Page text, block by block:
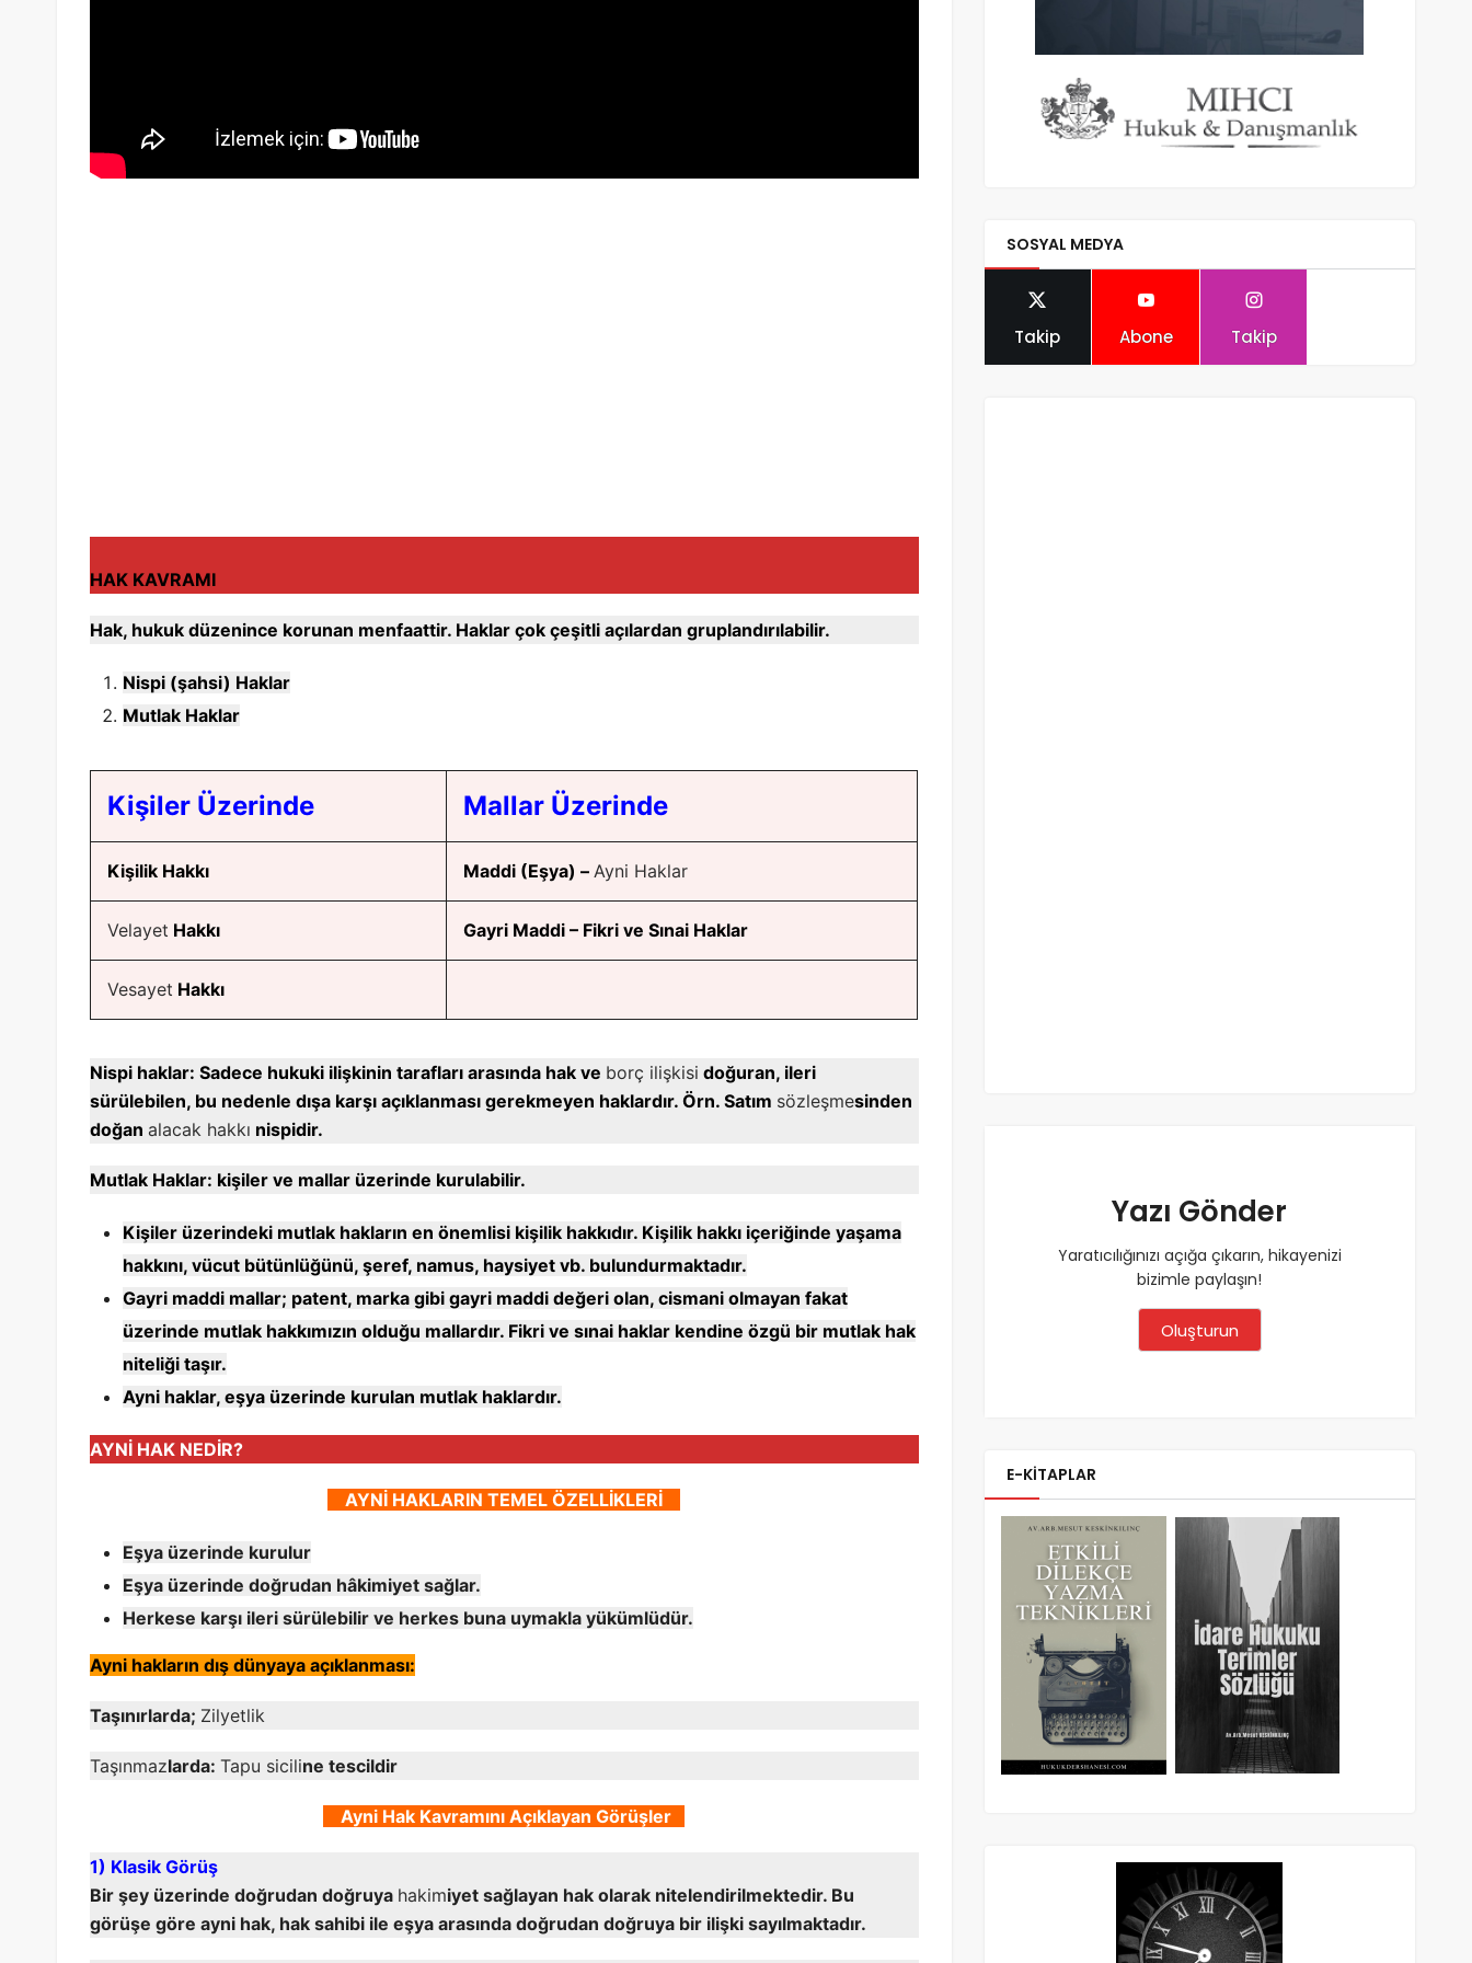
HAK KAVRAMI
Hak, hukuk düzenince korunan menfaattir. Haklar çok çeşitli açılardan gruplandırılabilir.
Nispi (şahsi) Haklar
Mutlak Haklar
Kişiler Üzerinde Mallar Üzerinde
Kişilik Hakkı Maddi (Eşya) – Ayni Haklar
Velayet Hakkı Gayri Maddi – Fikri ve Sınai Haklar
Vesayet Hakkı
Nispi haklar: Sadece hukuki ilişkinin tarafları arasında hak ve borç ilişkisi doğuran, ileri
sürülebilen, bu nedenle dışa karşı açıklanması gerekmeyen haklardır. Örn. Satım sözleşmesinden
doğan alacak hakkı nispidir.
Mutlak Haklar: kişiler ve mallar üzerinde kurulabilir.
Kişiler üzerindeki mutlak hakların en önemlisi kişilik hakkıdır. Kişilik hakkı içeriğinde yaşama
hakkını, vücut bütünlüğünü, şeref, namus, haysiyet vb. bulundurmaktadır.
Gayri maddi mallar; patent, marka gibi gayri maddi değeri olan, cismani olmayan fakat
üzerinde mutlak hakkımızın olduğu mallardır. Fikri ve sınai haklar kendine özgü bir mutlak hak
niteliği taşır.
Ayni haklar, eşya üzerinde kurulan mutlak haklardır.
AYNİ HAK NEDİR?
AYNİ HAKLARIN TEMEL ÖZELLİKLERİ
Eşya üzerinde kurulur
Eşya üzerinde doğrudan hâkimiyet sağlar.
Herkese karşı ileri sürülebilir ve herkes buna uymakla yükümlüdür.
Ayni hakların dış dünyaya açıklanması:
Taşınırlarda; Zilyetlik
Taşınmazlarda: Tapu siciline tescildir
Ayni Hak Kavramını Açıklayan Görüşler
1) Klasik Görüş
Bir şey üzerinde doğrudan doğruya hakimiyet sağlayan hak olarak nitelendirilmektedir. Bu
görüşe göre ayni hak, hak sahibi ile eşya arasında doğrudan doğruya bir ilişki sayılmaktadır.
SOSYAL MEDYA
Takip Abone Takip
Yazı Gönder
Yaratıcılığınızı açığa çıkarın, hikayenizi
bizimle paylaşın!
Oluşturun
E-KİTAPLAR